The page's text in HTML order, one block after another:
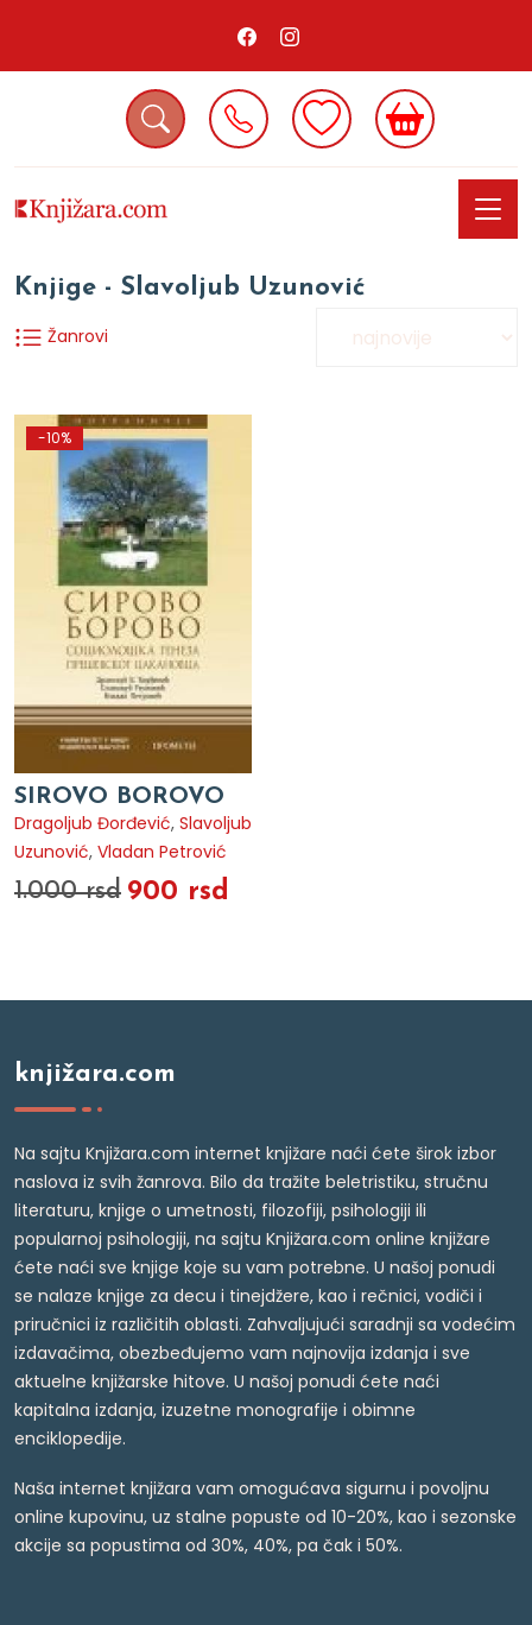
Knjige - Slavoljub Uzunović
Žanrovi
-10%
SIROVO BOROVO
Dragoljub Đorđević, Slavoljub
Uzunović, Vladan Petrović
1.000 rsd 900 rsd
knjižara.com
Na sajtu Knjižara.com internet knjižare naći ćete širok izbor
naslova iz svih žanrova. Bilo da tražite beletristiku, stručnu
literaturu, knjige o umetnosti, filozofiji, psihologiji ili
popularnoj psihologiji, na sajtu Knjižara.com online knjižare
ćete naći sve knjige koje su vam potrebne. U našoj ponudi
se nalaze knjige za decu i tinejdžere, kao i rečnici, vodiči i
priručnici iz različitih oblasti. Zahvaljujući saradnji sa vodećim
izdavačima, obezbeđujemo vam najnovija izdanja i sve
aktuelne knjižarske hitove. U našoj ponudi ćete naći
kapitalna izdanja, izuzetne monografije i obimne
enciklopedije.
Naša internet knjižara vam omogućava sigurnu i povoljnu
online kupovinu, uz stalne popuste od 10-20%, kao i sezonske
akcije sa popustima od 30%, 40%, pa čak i 50%.